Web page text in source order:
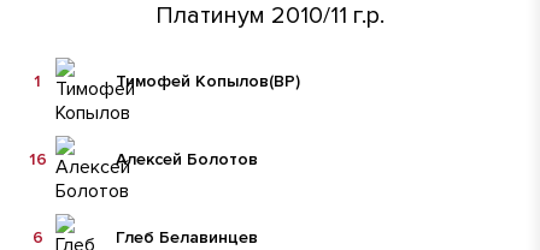
Платинум 2010/11 г.р.
Тимофей Копылов(ВР)
1
Алексей Болотов
16
Глеб Белавинцев
6